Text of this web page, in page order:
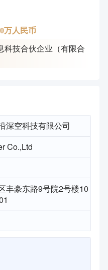
万人民币
科技合伙企业（有限合
深空科技有限公司
Co.,Ltd
丰豪东路9号院2号楼10